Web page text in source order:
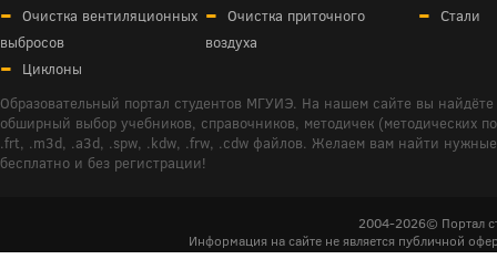
Очистка вентиляционных
выбросов
Очистка приточного
воздуха
Циклоны
Стали
Образовательный портал студентов МГУИЭ. На нашем сайте вы
обширный выбор учебников, справочников, методичек (методических
.frt, .m3d, .a3d, .spw, .kdw, .frw, .cdw файлов. Желаем вам найти
бесплатно и без регистрации!
2004-2026© Портал
Информация на сайте не является публичной